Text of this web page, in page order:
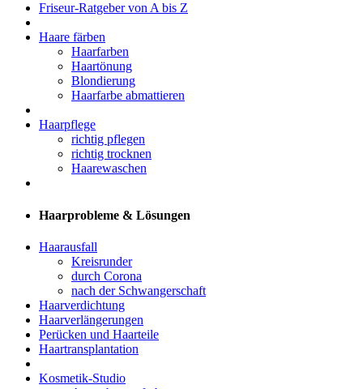
Friseur-Ratgeber von A bis Z
Haare färben
Haarfarben
Haartönung
Blondierung
Haarfarbe abmattieren
Haarpflege
richtig pflegen
richtig trocknen
Haarewaschen
Haarprobleme & Lösungen
Haarausfall
Kreisrunder
durch Corona
nach der Schwangerschaft
Haarverdichtung
Haarverlängerungen
Perücken und Haarteile
Haartransplantation
Kosmetik-Studio